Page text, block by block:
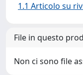
1.1 Articolo su
File in questo
Non ci sono file